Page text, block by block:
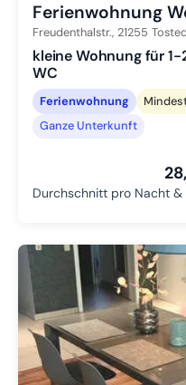
Ferienwohnung
Freudenthalstr., 21255
kleine Wohnung für 1-
WC
Ferienwohnung
Ganze Unterkunft
Durchschnitt pro Nacht &